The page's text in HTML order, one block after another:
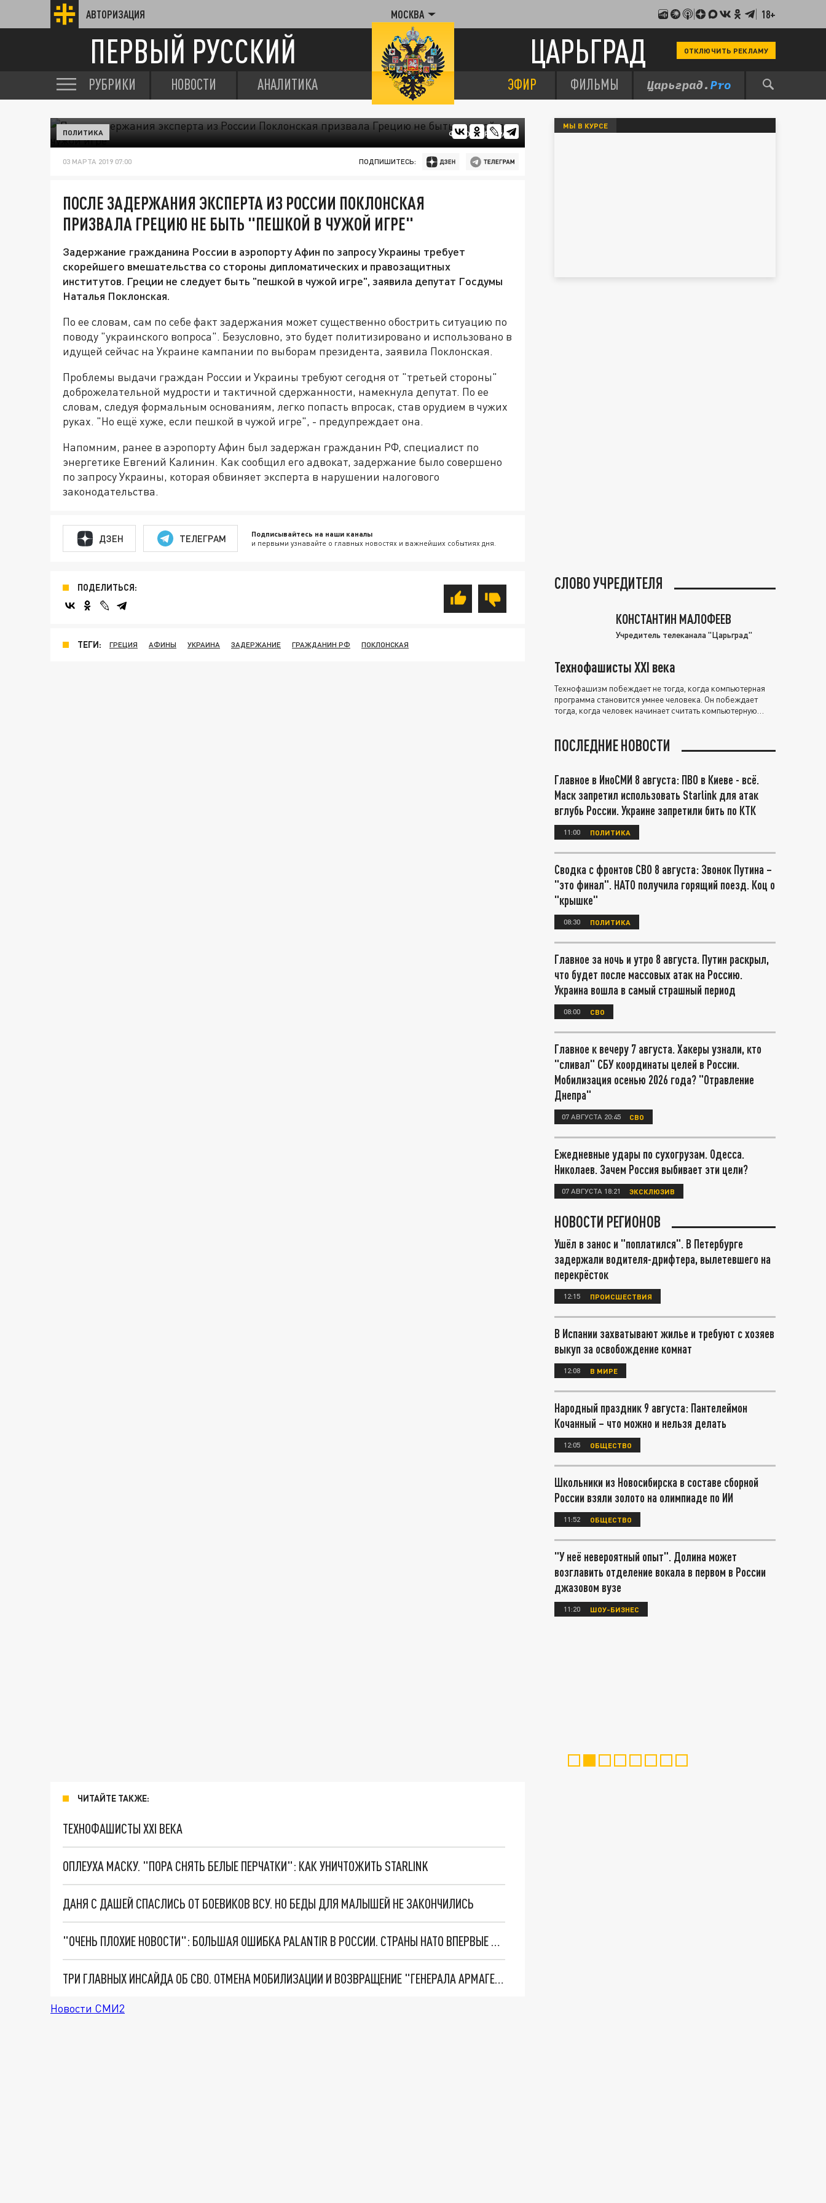
АВТОРИЗАЦИЯ МОСКВА 18+
ПЕРВЫЙ РУССКИЙ ЦАРЬГРАД ОТКЛЮЧИТЬ РЕКЛАМУ
РУБРИКИ НОВОСТИ АНАЛИТИКА ЭФИР ФИЛЬМЫ
ФОТО: ЦАРЬГРАД
ПОЛИТИКА
03 МАРТА 2019 07:00 ПОДПИШИТЕСЬ:
ПОСЛЕ ЗАДЕРЖАНИЯ ЭКСПЕРТА ИЗ РОССИИ ПОКЛОНСКАЯ
ПРИЗВАЛА ГРЕЦИЮ НЕ БЫТЬ "ПЕШКОЙ В ЧУЖОЙ ИГРЕ"
Задержание гражданина России в аэропорту Афин по запросу Украины требует
скорейшего вмешательства со стороны дипломатических и правозащитных
институтов. Греции не следует быть "пешкой в чужой игре", заявила депутат Госдумы
Наталья Поклонская.
По ее словам, сам по себе факт задержания может существенно обострить ситуацию по
поводу "украинского вопроса". Безусловно, это будет политизировано и использовано в
идущей сейчас на Украине кампании по выборам президента, заявила Поклонская.
Проблемы выдачи граждан России и Украины требуют сегодня от "третьей стороны"
доброжелательной мудрости и тактичной сдержанности, намекнула депутат. По ее
словам, следуя формальным основаниям, легко попасть впросак, став орудием в чужих
руках. "Но ещё хуже, если пешкой в чужой игре", - предупреждает она.
Напомним, ранее в аэропорту Афин был задержан гражданин РФ, специалист по
энергетике Евгений Калинин. Как сообщил его адвокат, задержание было совершено
по запросу Украины, которая обвиняет эксперта в нарушении налогового
законодательства.
ДЗЕН ТЕЛЕГРАМ Подписывайтесь на наши каналы
и первыми узнавайте о главных новостях и важнейших событиях дня.
ПОДЕЛИТЬСЯ:
ТЕГИ: ГРЕЦИЯ АФИНЫ УКРАИНА ЗАДЕРЖАНИЕ ГРАЖДАНИН РФ ПОКЛОНСКАЯ
ЧИТАЙТЕ ТАКЖЕ:
ТЕХНОФАШИСТЫ XXI ВЕКА
ОПЛЕУХА МАСКУ. "ПОРА СНЯТЬ БЕЛЫЕ ПЕРЧАТКИ": КАК УНИЧТОЖИТЬ STARLINK
ДАНЯ С ДАШЕЙ СПАСЛИСЬ ОТ БОЕВИКОВ ВСУ. НО БЕДЫ ДЛЯ МАЛЫШЕЙ НЕ ЗАКОНЧИЛИСЬ
"ОЧЕНЬ ПЛОХИЕ НОВОСТИ": БОЛЬШАЯ ОШИБКА PALANTIR В РОССИИ. СТРАНЫ НАТО ВПЕРВЫЕ ЗА СВО ОСТАНОВИЛИ ПОСТАВКИ ОРУЖИЯ. ВСУ ТЕРЯЮТ ПРИГРАНИЧЬЕ?
ТРИ ГЛАВНЫХ ИНСАЙДА ОБ СВО. ОТМЕНА МОБИЛИЗАЦИИ И ВОЗВРАЩЕНИЕ "ГЕНЕРАЛА АРМАГЕДДОНА"? ОТЛИЧНЫЕ НОВОСТИ, КОТОРЫЕ ЖДАЛИ ВСЕ
Новости СМИ2
МЫ В КУРСЕ
СЛОВО УЧРЕДИТЕЛЯ
КОНСТАНТИН МАЛОФЕЕВ
Учредитель телеканала "Царьград"
Технофашисты XXI века
Технофашизм побеждает не тогда, когда компьютерная
программа становится умнее человека. Он побеждает
тогда, когда человек начинает считать компьютерную
ПОСЛЕДНИЕ НОВОСТИ
Главное в ИноСМИ 8 августа: ПВО в Киеве - всё.
Маск запретил использовать Starlink для атак
вглубь России. Украине запретили бить по КТК
11:00 ПОЛИТИКА
Сводка с фронтов СВО 8 августа: Звонок Путина –
"это финал". НАТО получила горящий поезд. Коц о
"крышке"
08:30 ПОЛИТИКА
Главное за ночь и утро 8 августа. Путин раскрыл,
что будет после массовых атак на Россию.
Украина вошла в самый страшный период
08:00 СВО
Главное к вечеру 7 августа. Хакеры узнали, кто
"сливал" СБУ координаты целей в России.
Мобилизация осенью 2026 года? "Отравление
Днепра"
07 АВГУСТА 20:45 СВО
Ежедневные удары по сухогрузам. Одесса.
Николаев. Зачем Россия выбивает эти цели?
07 АВГУСТА 18:21 ЭКСКЛЮЗИВ
НОВОСТИ РЕГИОНОВ
Ушёл в занос и "поплатился". В Петербурге
задержали водителя-дрифтера, вылетевшего на
перекрёсток
12:15 ПРОИСШЕСТВИЯ
В Испании захватывают жилье и требуют с хозяев
выкуп за освобождение комнат
12:08 В МИРЕ
Народный праздник 9 августа: Пантелеймон
Кочанный – что можно и нельзя делать
12:05 ОБЩЕСТВО
Школьники из Новосибирска в составе сборной
России взяли золото на олимпиаде по ИИ
11:52 ОБЩЕСТВО
"У неё невероятный опыт". Долина может
возглавить отделение вокала в первом в России
джазовом вузе
11:20 ШОУ-БИЗНЕС